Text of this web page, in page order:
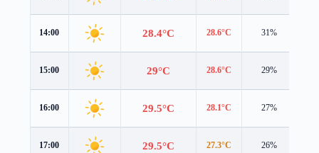
14:00 28.4°C 28.6°C 31%
15:00 29°C 28.6°C 29%
16:00 29.5°C 28.1°C 27%
17:00 29.5°C 27.3°C 26%